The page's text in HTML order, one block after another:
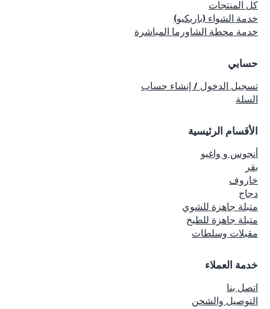
كل المنتجات
خدمة الشواء (باربكيو)
خدمة محطة الشاورما المباشرة
حسابي
تسجيل الدخول / إنشاء حساب
السلة
الأقسام الرئيسية
أنجوس و واغيو
بقر
خاروف
دجاج
متبلة جاهزة للشوي
متبلة جاهزة للطبخ
مقبلات وسلطات
خدمة العملاء
اتصل بنا
التوصيل والشحن